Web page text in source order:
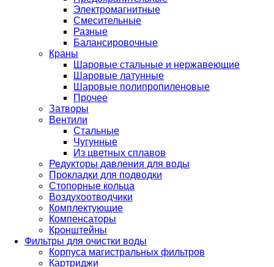
Электромагнитные
Смесительные
Разные
Балансировочные
Краны
Шаровые стальные и нержавеющие
Шаровые латунные
Шаровые полипропиленовые
Прочее
Затворы
Вентили
Стальные
Чугунные
Из цветных сплавов
Редукторы давления для воды
Прокладки для подводки
Стопорные кольца
Воздухоотводчики
Комплектующие
Компенсаторы
Кронштейны
Фильтры для очистки воды
Корпуса магистральных фильтров
Картриджи